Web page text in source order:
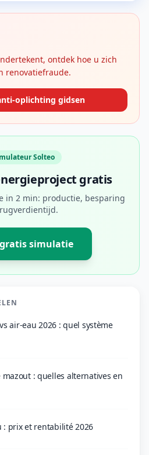
ontdek hoe u zich
renovatiefraude.
oplichting gidsen
Solteo
gratis
in 2 min: productie, besparing
simulatie
air-eau 2026 : quel système
: quelles alternatives en
: prix et rentabilité 2026